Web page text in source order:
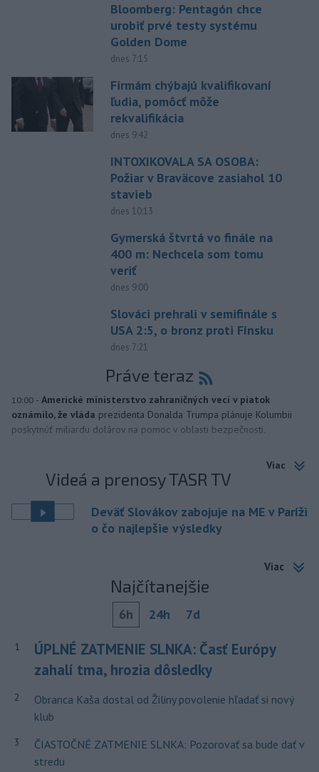
Bloomberg: Pentagón chce
urobiť prvé testy systému
Golden Dome
dnes 7:15
Firmám chýbajú kvalifikovaní
ľudia, pomôcť môže
rekvalifikácia
dnes 9:42
INTOXIKOVALA SA OSOBA:
Požiar v Braväcove zasiahol 10
stavieb
dnes 10:13
Gymerská štvrtá vo finále na
400 m: Nechcela som tomu
veriť
dnes 9:00
Slováci prehrali v semifinále s
USA 2:5, o bronz proti Fínsku
dnes 7:21
Práve teraz
10:00 - Americké ministerstvo zahraničných vecí v piatok
oznámilo, že vláda prezidenta Donalda Trumpa plánuje Kolumbii
poskytnúť miliardu dolárov na pomoc v oblasti bezpečnosti.
Viac
Videá a prenosy TASR TV
Deväť Slovákov zabojuje na ME v Paríži
o čo najlepšie výsledky
Viac
Najčítanejšie
6h 24h 7d
1
ÚPLNÉ ZATMENIE SLNKA: Časť Európy
zahalí tma, hrozia dôsledky
2
Obranca Kaša dostal od Žiliny povolenie hľadať si nový
klub
3
ČIASTOČNÉ ZATMENIE SLNKA: Pozorovať sa bude dať v
stredu